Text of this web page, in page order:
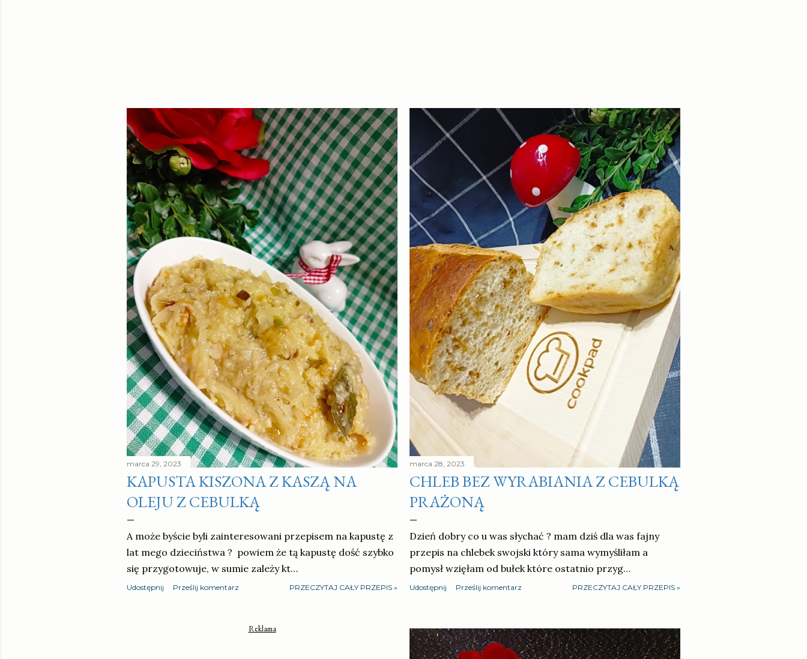
marca 29, 2023
KAPUSTA KISZONA Z KASZĄ NA
OLEJU Z CEBULKĄ
A może byście byli zainteresowani przepisem na kapustę z
lat mego dzieciństwa ? powiem że tą kapustę dość szybko
się przygotowuje, w sumie zależy kt…
Udostępnij Prześlij komentarz PRZECZYTAJ CAŁY PRZEPIS »
marca 28, 2023
CHLEB BEZ WYRABIANIA Z CEBULKĄ
PRAŻONĄ
Dzień dobry co u was słychać ? mam dziś dla was fajny
przepis na chlebek swojski który sama wymyśliłam a
pomysł wzięłam od bułek które ostatnio przyg…
Udostępnij Prześlij komentarz PRZECZYTAJ CAŁY PRZEPIS »